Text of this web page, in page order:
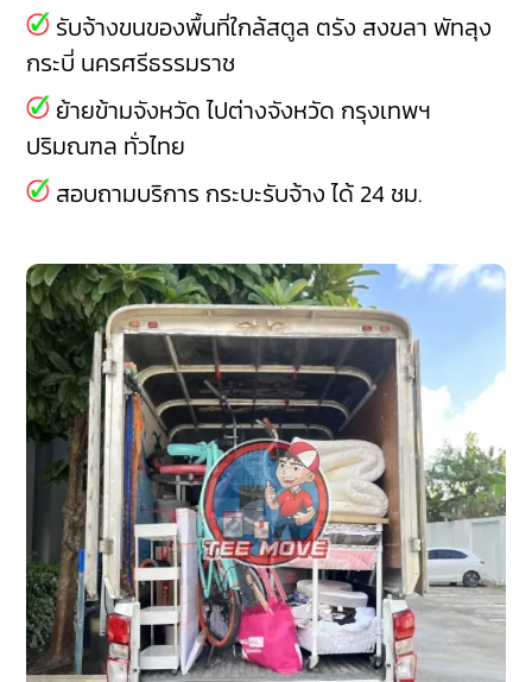
รับจ้างขนของพื้นที่ใกล้สตูล ตรัง สงขลา พัทลุง
กระบี่ นครศรีธรรมราช
ย้ายข้ามจังหวัด ไปต่างจังหวัด กรุงเทพฯ
ปริมณฑล ทั่วไทย
สอบถามบริการ กระบะรับจ้าง ได้ 24 ชม.